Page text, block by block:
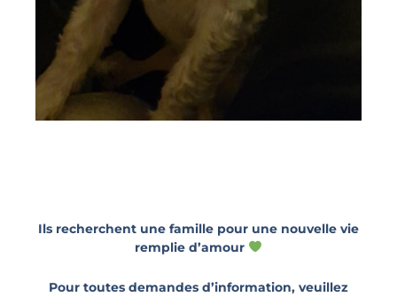
Ils recherchent une famille pour une nouvelle vie
remplie d’amour
Pour toutes demandes d’information, veuillez